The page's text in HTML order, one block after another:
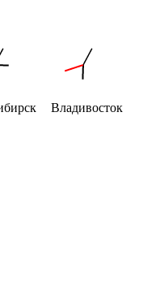
Владивосток